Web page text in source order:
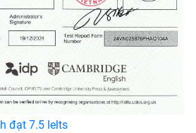
đạt 7.5 Ielts